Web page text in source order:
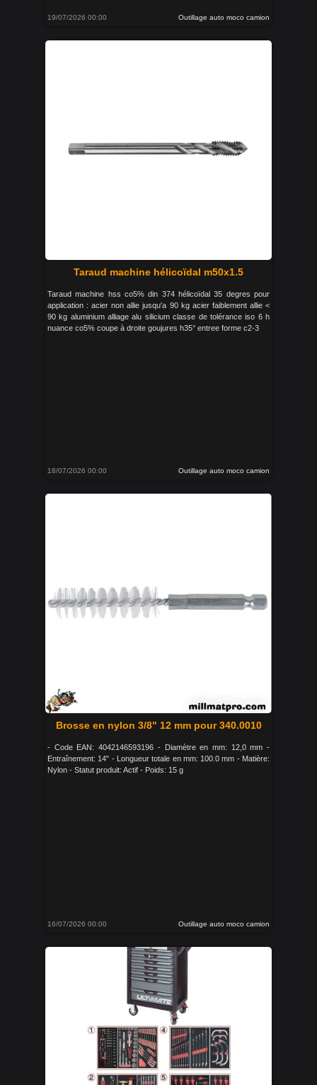
19/07/2026 00:00 Outillage auto moco camion
Taraud machine hélicoïdal m50x1.5
Taraud machine hss co5% din 374 hélicoïdal 35 degres pour
application : acier non allie jusqu'a 90 kg acier faiblement allie <
90 kg aluminium alliage alu silicium classe de tolérance iso 6 h
nuance co5% coupe à droite goujures h35° entree forme c2-3
18/07/2026 00:00 Outillage auto moco camion
Brosse en nylon 3/8" 12 mm pour 340.0010
- Code EAN: 4042146593196 - Diamètre en mm: 12,0 mm -
Entraînement: 14" - Longueur totale en mm: 100.0 mm - Matière:
Nylon - Statut produit: Actif - Poids: 15 g
16/07/2026 00:00 Outillage auto moco camion